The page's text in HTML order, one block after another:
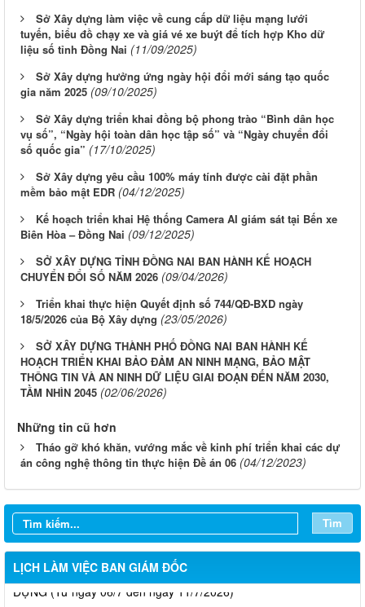
Sở Xây dựng làm việc về cung cấp dữ liệu mạng lưới
tuyến, biểu đồ chạy xe và giá vé xe buýt để tích hợp Kho dữ
liệu số tỉnh Đồng Nai (11/09/2025)
Sở Xây dựng hưởng ứng ngày hội đổi mới sáng tạo quốc
gia năm 2025 (09/10/2025)
Sở Xây dựng triển khai đồng bộ phong trào “Bình dân học
vụ số”, “Ngày hội toàn dân học tập số” và “Ngày chuyển đổi
số quốc gia” (17/10/2025)
Sở Xây dựng yêu cầu 100% máy tính được cài đặt phần
mềm bảo mật EDR (04/12/2025)
Kế hoạch triển khai Hệ thống Camera AI giám sát tại Bến xe
Biên Hòa – Đồng Nai (09/12/2025)
SỞ XÂY DỰNG TỈNH ĐỒNG NAI BAN HÀNH KẾ HOẠCH
CHUYỂN ĐỔI SỐ NĂM 2026 (09/04/2026)
Triển khai thực hiện Quyết định số 744/QĐ-BXD ngày
18/5/2026 của Bộ Xây dựng (23/05/2026)
SỞ XÂY DỰNG THÀNH PHỐ ĐỒNG NAI BAN HÀNH KẾ
HOẠCH TRIỂN KHAI BẢO ĐẢM AN NINH MẠNG, BẢO MẬT
THÔNG TIN VÀ AN NINH DỮ LIỆU GIAI ĐOẠN ĐẾN NĂM 2030,
TẦM NHÌN 2045 (02/06/2026)
Những tin cũ hơn
Tháo gỡ khó khăn, vướng mắc về kinh phí triển khai các dự
án công nghệ thông tin thực hiện Đề án 06 (04/12/2023)
Tìm
LỊCH LÀM VIỆC BAN GIÁM ĐỐC
03/8 đến ngày 08/8/2026)
THÔNG BÁO LỊCH CÔNG TÁC CỦA LÃNH ĐẠO SỞ XÂY
THÔNG BÁO LỊCH CÔNG TÁC CỦA LÃNH ĐẠO SỞ XÂY
DỰNG (Từ ngày 20/7 đến ngày 25/7/2026)
THÔNG BÁO LỊCH CÔNG TÁC CỦA LÃNH ĐẠO SỞ XÂY
DỰNG (Từ ngày 06/7 đến ngày 11/7/2026)